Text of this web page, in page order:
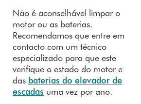
Não é aconselhável limpar o
motor ou as baterias.
Recomendamos que entre em
contacto com um técnico
especializado para que este
verifique o estado do motor e
das baterias do elevador de
escadas uma vez por ano.